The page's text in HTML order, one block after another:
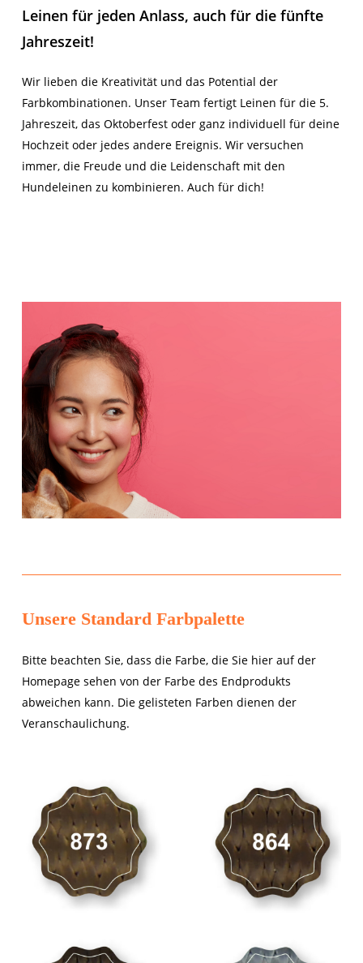
Es befinden sich keine Produkte im Warenkorb.
Go To Shop
Leinen für jeden Anlass, auch für die fünfte
Jahreszeit!
Wir lieben die Kreativität und das Potential der
Farbkombinationen. Unser Team fertigt Leinen für die 5.
Jahreszeit, das Oktoberfest oder ganz individuell für deine
Hochzeit oder jedes andere Ereignis. Wir versuchen
immer, die Freude und die Leidenschaft mit den
Hundeleinen zu kombinieren. Auch für dich!
Unsere Standard Farbpalette
Bitte beachten Sie, dass die Farbe, die Sie hier auf der
Homepage sehen von der Farbe des Endprodukts
abweichen kann. Die gelisteten Farben dienen der
Veranschaulichung.